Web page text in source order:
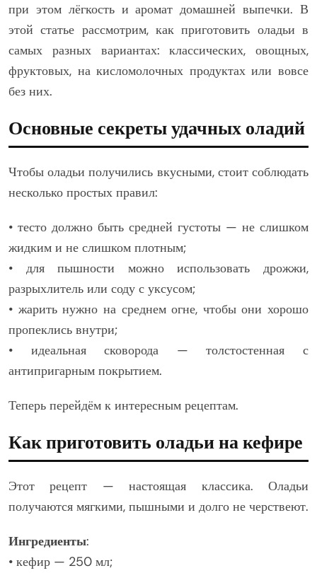
при этом лёгкость и аромат домашней выпечки. В
этой статье рассмотрим, как приготовить оладьи в
самых разных вариантах: классических, овощных,
фруктовых, на кисломолочных продуктах или вовсе
без них.
Основные секреты удачных оладий
Чтобы оладьи получились вкусными, стоит соблюдать
несколько простых правил:
• тесто должно быть средней густоты — не слишком
жидким и не слишком плотным;
• для пышности можно использовать дрожжи,
разрыхлитель или соду с уксусом;
• жарить нужно на среднем огне, чтобы они хорошо
пропеклись внутри;
• идеальная сковорода — толстостенная с
антипригарным покрытием.
Теперь перейдём к интересным рецептам.
Как приготовить оладьи на кефире
Этот рецепт — настоящая классика. Оладьи
получаются мягкими, пышными и долго не черствеют.
Ингредиенты:
• кефир — 250 мл;